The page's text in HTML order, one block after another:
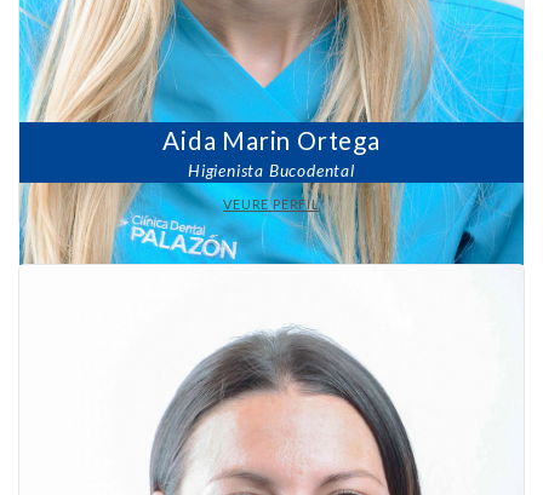
Aida Marin Ortega
Higienista Bucodental
VEURE PERFIL